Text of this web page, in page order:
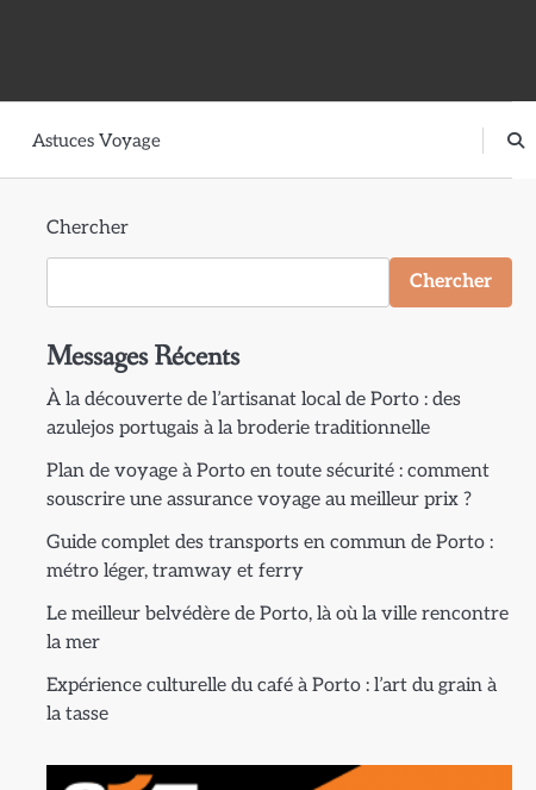
Astuces Voyage
Chercher
Chercher
Messages Récents
À la découverte de l’artisanat local de Porto : des
azulejos portugais à la broderie traditionnelle
Plan de voyage à Porto en toute sécurité : comment
souscrire une assurance voyage au meilleur prix ?
Guide complet des transports en commun de Porto :
métro léger, tramway et ferry
Le meilleur belvédère de Porto, là où la ville rencontre
la mer
Expérience culturelle du café à Porto : l’art du grain à
la tasse